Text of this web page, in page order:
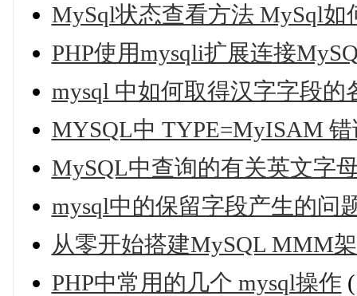
MySql状态查看方法 MySql如
PHP使用mysqli扩展连接
mysql 中如何取得汉字字段的
MYSQL中 TYPE=MyISAM
MySQL中查询的有关英文字
mysql中的保留字段产生的问
从零开始搭建MySQL MMM
PHP中常用的几个 mysql操作